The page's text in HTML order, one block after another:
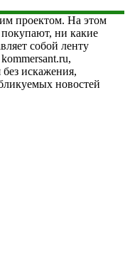
проектом. На этом
ни какие
собой ленту
искажения,
новостей